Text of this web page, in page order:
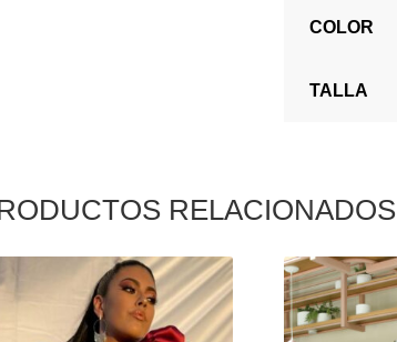
COLOR
TALLA
RELACIONADOS